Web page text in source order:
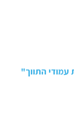
התווך"